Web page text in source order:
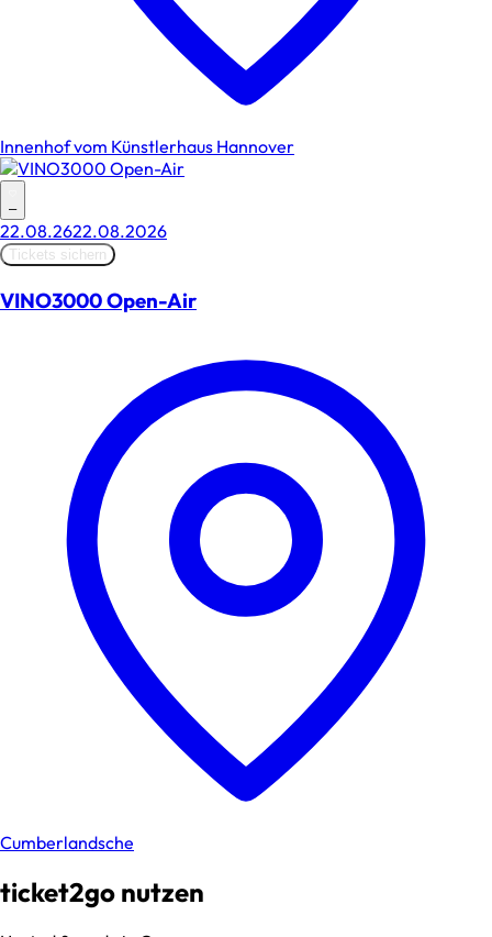
Innenhof vom Künstlerhaus Hannover
–
22.08.2622.08.2026
Tickets sichern
VINO3000 Open-Air
Cumberlandsche
ticket2go nutzen